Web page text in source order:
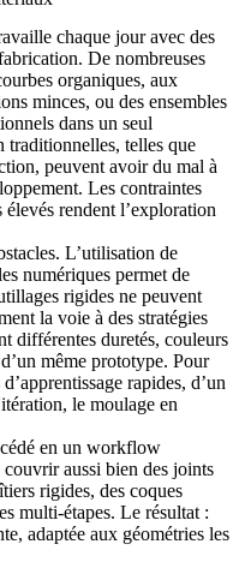
chaque jour avec des
De nombreuses
organiques, aux
minces, ou des ensembles
dans un seul
traditionnelles, telles que
peuvent avoir du mal à
Les contraintes
rendent l’exploration
L’utilisation de
numériques permet de
rigides ne peuvent
la voie à des stratégies
différentes duretés, couleurs
même prototype. Pour
rapides, d’un
le moulage en
en un workflow
aussi bien des joints
rigides, des coques
multi-étapes. Le résultat :
adaptée aux géométries les